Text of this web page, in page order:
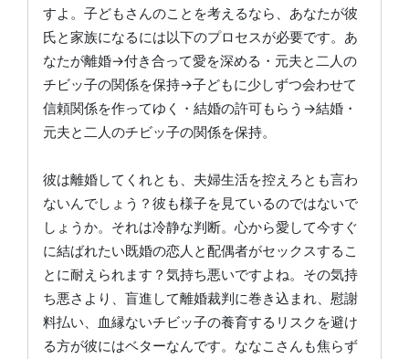
すよ。子どもさんのことを考えるなら、あなたが彼
氏と家族になるには以下のプロセスが必要です。あ
なたが離婚→付き合って愛を深める・元夫と二人の
チビッ子の関係を保持→子どもに少しずつ会わせて
信頼関係を作ってゆく・結婚の許可もらう→結婚・
元夫と二人のチビッ子の関係を保持。
彼は離婚してくれとも、夫婦生活を控えろとも言わ
ないんでしょう？彼も様子を見ているのではないで
しょうか。それは冷静な判断。心から愛して今すぐ
に結ばれたい既婚の恋人と配偶者がセックスするこ
とに耐えられます？気持ち悪いですよね。その気持
ち悪さより、盲進して離婚裁判に巻き込まれ、慰謝
料払い、血縁ないチビッ子の養育するリスクを避け
る方が彼にはベターなんです。ななこさんも焦らず